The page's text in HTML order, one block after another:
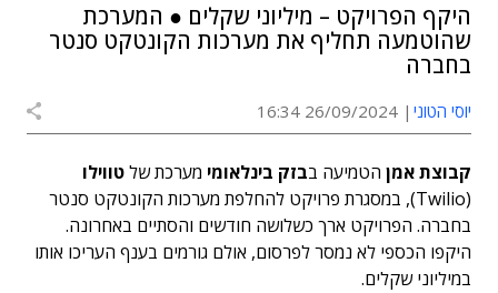
היקף הפרויקט – מיליוני שקלים ● המערכת
שהוטמעה תחליף את מערכות הקונטקט סנטר
בחברה
יוסי הטוני 26/09/2024 16:34
קבוצת אמן הטמיעה בבזק בינלאומי מערכת שלטווילו
(Twilio), במסגרת פרויקט להחלפת מערכות הקונטקט סנטר
בחברה. הפרויקט ארך כשלושה חודשים והסתיים באחרונה.
היקפו הכספי לא נמסר לפרסום, אולם גורמים בענף העריכו אותו
במיליוני שקלים.